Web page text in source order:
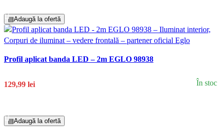
▤Adaugă la ofertă
Profil aplicat banda LED – 2m EGLO 98938
129,99 lei În stoc
▤Adaugă la ofertă